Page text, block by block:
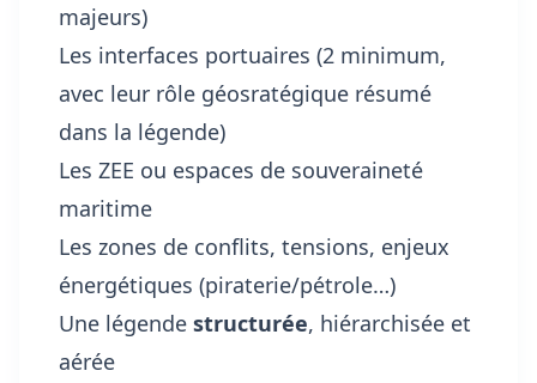
majeurs)
Les interfaces portuaires (2 minimum,
avec leur rôle géosratégique résumé
dans la légende)
Les ZEE ou espaces de souveraineté
maritime
Les zones de conflits, tensions, enjeux
énergétiques (piraterie/pétrole…)
Une légende structurée, hiérarchisée et
aérée